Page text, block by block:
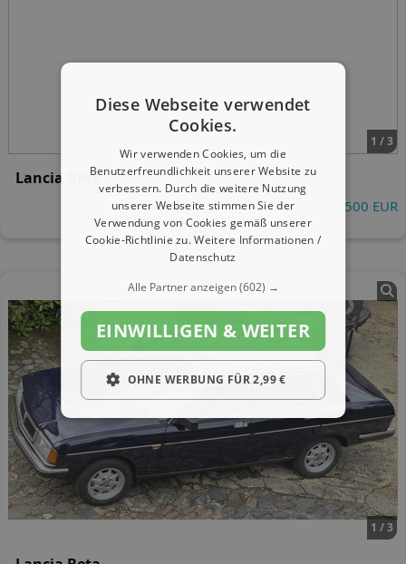
1 / 3
Lancia Beta
5.500 EUR
1 / 3
Diese Webseite verwendet
Cookies.
Wir verwenden Cookies, um die
Benutzerfreundlichkeit unserer Website zu
verbessern. Durch die weitere Nutzung
unserer Webseite stimmen Sie der
Verwendung von Cookies gemäß unserer
Cookie-Richtlinie zu.Weitere Informationen /
Datenschutz
Alle Partner anzeigen(602) →
EINWILLIGEN & WEITER
OHNE WERBUNG FÜR 2,99 €